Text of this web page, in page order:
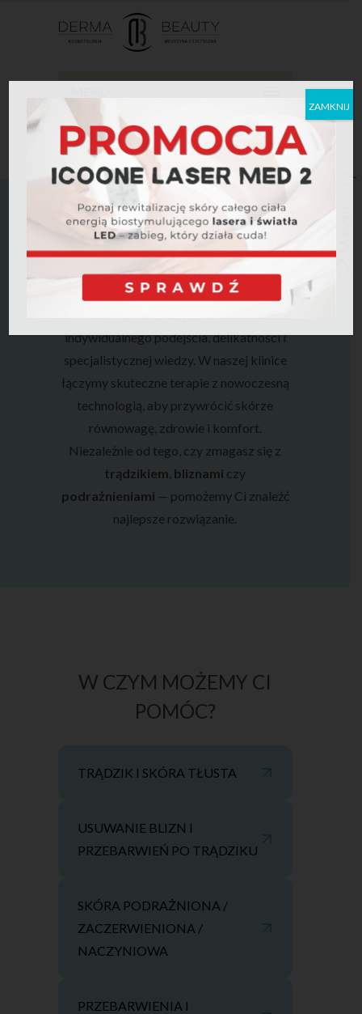
LECZENIE SKÓRY
PROBLEMATYCZNEJ
Skóra problematyczna wymaga
indywidualnego podejścia, delikatności i
specjalistycznej wiedzy. W naszej klinice
łączymy skuteczne terapie z nowoczesną
technologią, aby przywrócić skórze
równowagę, zdrowie i komfort.
Niezależnie od tego, czy zmagasz się z
trądzikiem bliznami czy
podrażnieniami — pomożemy Ci znaleźć
najlepsze rozwiązanie.
W CZYM MOŻEMY CI
POMÓC?
TRĄDZIK I SKÓRA TŁUSTA
USUWANIE BLIZN I
PRZEBARWIEŃ PO TRĄDZIKU
SKÓRA PODRAŻNIONA /
ZACZERWIENIONA /
NACZYNIOWA
PRZEBARWIENIA I
ZAMKNIJ